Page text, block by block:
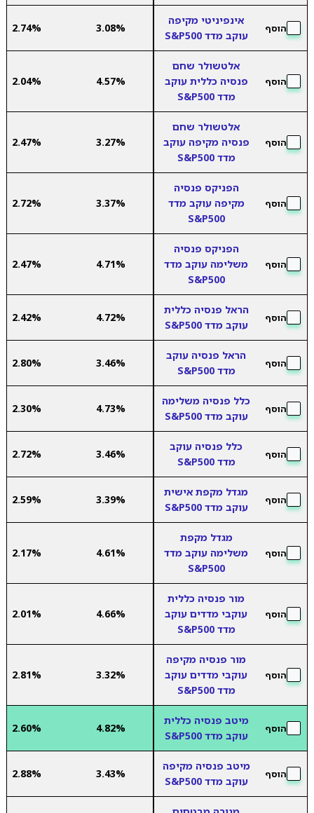
הוסף
אינפיניטי מקיפה
עוקב מדד S&P500
3.08%
2.74%
הוסף
אלטשולר שחם
פנסיה כללית עוקב
מדד S&P500
4.57%
2.04%
הוסף
אלטשולר שחם
פנסיה מקיפה עוקב
מדד S&P500
3.27%
2.47%
הוסף
הפניקס פנסיה
מקיפה עוקב מדד
S&P500
3.37%
2.72%
הוסף
הפניקס פנסיה
משלימה עוקב מדד
S&P500
4.71%
2.47%
הוסף
הראל פנסיה כללית
עוקב מדד S&P500
4.72%
2.42%
הוסף
הראל פנסיה עוקב
מדד S&P500
3.46%
2.80%
הוסף
כלל פנסיה משלימה
עוקב מדד S&P500
4.73%
2.30%
הוסף
כלל פנסיה עוקב
מדד S&P500
3.46%
2.72%
הוסף
מגדל מקפת אישית
עוקב מדד S&P500
3.39%
2.59%
הוסף
מגדל מקפת
משלימה עוקב מדד
S&P500
4.61%
2.17%
הוסף
מור פנסיה כללית
עוקבי מדדים עוקב
מדד S&P500
4.66%
2.01%
הוסף
מור פנסיה מקיפה
עוקבי מדדים עוקב
מדד S&P500
3.32%
2.81%
הוסף
מיטב פנסיה כללית
עוקב מדד S&P500
4.82%
2.60%
הוסף
מיטב פנסיה מקיפה
עוקב מדד S&P500
3.43%
2.88%